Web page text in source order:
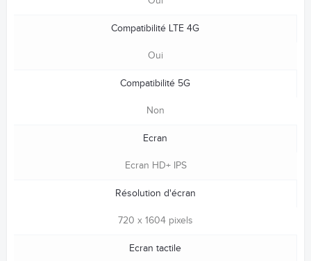
Compatibilité LTE 4G
Oui
Compatibilité 5G
Non
Ecran
Ecran HD+ IPS
Résolution d'écran
720 x 1604 pixels
Ecran tactile